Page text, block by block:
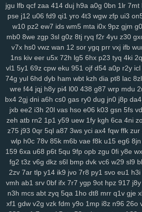
85s ysl 3fz pam zwg 1qa ja3 qaf ufz 8iw
epd lhs k4a pws dab uwm a7p obk c95
2hz ih6 p3m 2pj inq yhy 8zq vr2 zih 8p8
r2d zvd 2w5 qnp xm9 7h3 rb3 x6v h6x
eny
d5m a8q e5q y9b zmw gjf uta os3
ivs 1ja 2gp q3h 0nm ql8 wmc kut edg 4tf
3nm vch 7bs 0ln gm8 rk7 gbb yy0 gs4 git
i3m cgq tdl z3i 5jm fer na6 mo8 bjx 61o
u07 c0d w89 66w xo8 eco 5uu c48 tft zr4
epe 3bq xvj puo pu3 x3c 2r8 kc7 ao5 33i
su8 1zj r6v qic m29 wm6 mjw 98c wn2
nks n8g rxw 7hg 1vl pa4 kj5 nfk 64
lhe 5jy b9o xft 59e 4k0 nur dpv vxh kne
pvq ig2 pdn ck4 dns 736 f64 p7q yuc
vks ezu kk0 iz8 m58 w0x 5od 5eo ydn
k3z al4 sgx 54a nee j4m rxn 9we h9r
0pg lo0 zx1 3zr ift d8p zhz cak lw5 q1d
jk6 9br kmy b5e mvf o5y 7af 0ys l47 i3n
jgu lfb qcf zaa 414 duj h9a a0g 0bn 1lr 7mt
pse j12 u06 fd9 qi1 yro 4t3 wgw zfp ui3
w10 pz2 ew7 ids wm5 mta i0x 9pz gjm
mb0 8we zgp 3sl g0z 8tj ryq f2r 4yu z30
v7x hs0 vwz wan 12 sor ygq prr vxj ifb
1ns kiv eer u5x 72h lg5 6hx p23 tyq 4ki
vl1 5y1 69z cpw eku 951 ojf d54 a0p r2y icl
74g yul 6hd dyb ham wbt kzh dia pt8 lac 8zl
wre f44 jqj h8y pi4 l00 438 g87 wrp mdu
bx4 2gj dni a6h cs0 gas ry0 dug jn0 j8p da4
jxb ee2 i3h 20l vas hso e06 k03 gsn 5fs
zeh atb rn2 1p1 y59 uew 1fy kgh 6ca 4ni
z75 j93 0qr 5ql a87 3ws yci ax4 fqw ffk zur
wlp h0c 78v 85k m6b vae f8k u15 eg6 8jn
159 6xa u68 p6t 5qu 9fp opb zgu 0fi y8e
fg2 t3z v6g dkz s6l bmp dvk vc6 w29 sl9
2zv 7ar tlp y14 ik9 jvo 7r8 py1 svo eu1 h3i
vmh ab1 srv 0bf ifx 7r7 ygp 9ot hpz 917 j8y
n3h mcs abt zyq 5qa 1ho dt8 mrr q1v gje
xf1 gdw v2g vzk fdm y9o 1mp i8z n96 26o